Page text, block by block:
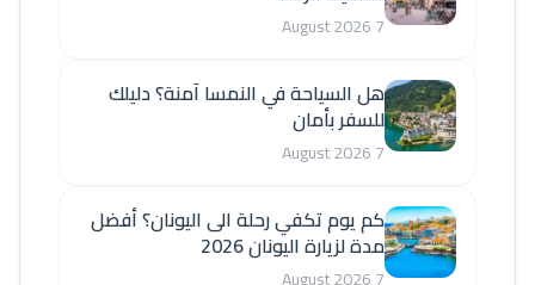
7 August 2026
هل السياحة في النمسا آمنة؟ دليلك
للسفر بأمان
7 August 2026
كم يوم تكفي رحلة الى اليونان؟ أفضل
مدة لزيارة اليونان 2026